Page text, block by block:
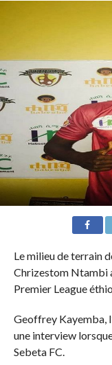
Le milieu de terrain
Chrizestom Ntambi
Premier League
Geoffrey Kayemba,
une interview
Sebeta FC.